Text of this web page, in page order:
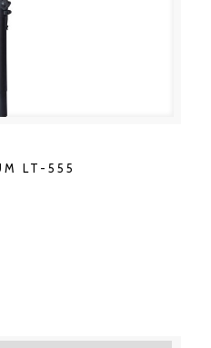
LT-555
LT-555